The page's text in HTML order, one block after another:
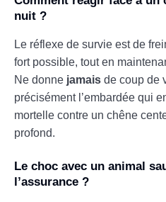
nuit ?
Le réflexe de survie est de
fort possible, tout en
Ne donne jamais de coup de
précisément l’embardée qui
mortelle contre un chêne
profond.
Le choc avec un animal
l’assurance ?